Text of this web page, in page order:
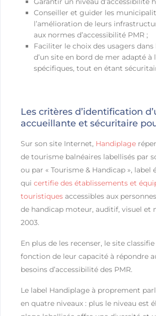
Conseiller et guider les
l’amélioration de leurs
aux normes d’accessibilité PMR ;
Faciliter le choix des usagers dans
d’un site en bord de mer adapté à
spécifiques, tout en étant
Les critères d’identification
accueillante et sécuritaire
Sur son site Internet, Handiplage
de tourisme balnéaires labellisés par
ou par « Tourisme & Handicap », label
quicertifie des établissements et
touristiques accessibles aux
de handicap moteur, auditif, visuel et
2003.
En plus de les recenser, le site
fonction de leur capacité à répondre
besoins d’accessibilité des PMR.
Le label Handiplage à proprement
en quatre niveaux : plus le niveau est